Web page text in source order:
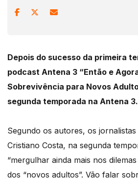
Depois do sucesso da primeira
podcast Antena 3 “Então e
Sobrevivência para Novos
segunda temporada na Antena 3.
Segundo os autores, os
Cristiano Costa, na segunda
“mergulhar ainda mais nos
dos “novos adultos”. Vão falar